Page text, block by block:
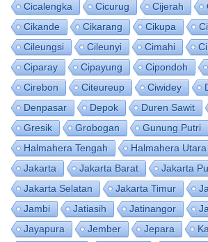
Cicalengka
Cicurug Cijerah
Cikande
Cikarang Cikupa
Cileungsi
Cileunyi Cimahi
Ciparay
Cipayung Cipondoh
Cirebon
Citeureup Ciwidey
Denpasar
Depok Duren Sawit
Gresik
Grobogan
Gunung Putri
Halmahera Tengah
Halmahera Utara
Jakarta
Jakarta Barat
Jakarta
Jakarta Selatan
Jakarta Timur
Jambi
Jatiasih Jatinangor
Jayapura
Jember Jepara